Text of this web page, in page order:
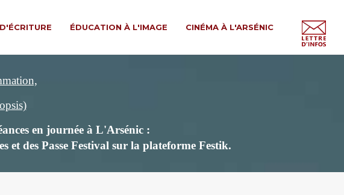
ÉDUCATION À L'IMAGE CINÉMA À L'ARSÉNIC
en journée à L'Arsénic :
et des Passe Festival sur la plateforme Festik.